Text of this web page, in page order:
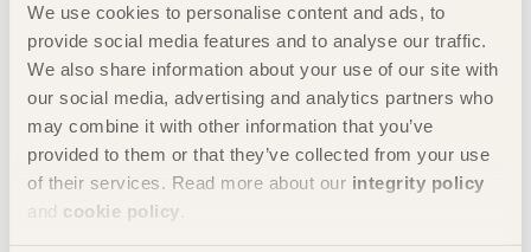
We use cookies to personalise content and ads, to
provide social media features and to analyse our traffic.
We also share information about your use of our site with
our social media, advertising and analytics partners who
may combine it with other information that you’ve
provided to them or that they’ve collected from your use
of their services. Read more about our integrity policy
and cookie policy